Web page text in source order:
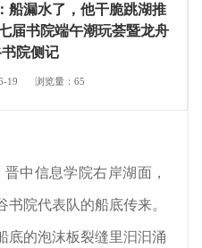
船漏水了，他干脆跳湖推
届书院端午潮玩荟暨龙舟
院侧记
19 浏览量： 65
晋中信息学院右岸湖面，
院代表队的船底传来。
底的泡沫板裂缝里汩汩涌